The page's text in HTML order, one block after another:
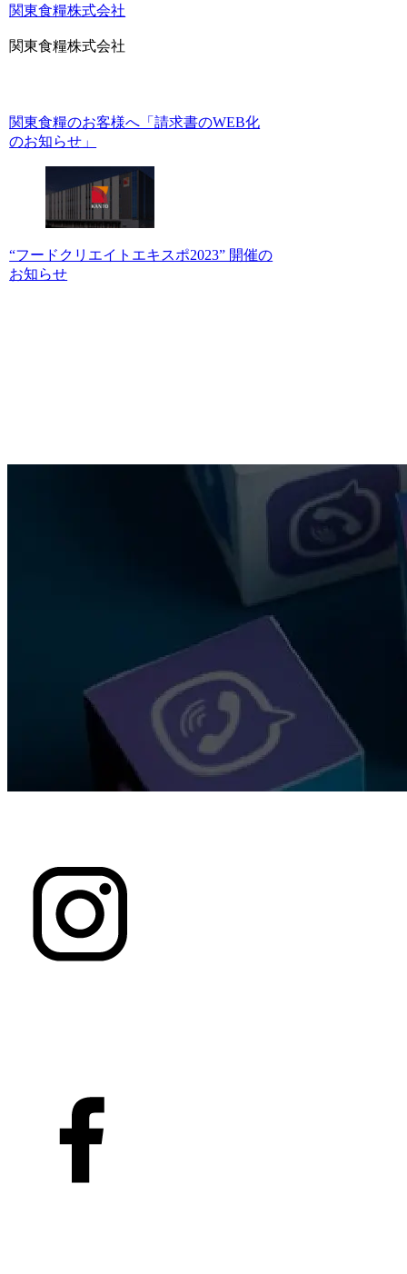
関東食糧株式会社
関東食糧株式会社
関東食糧のお客様へ「請求書のWEB化
のお知らせ」
“フードクリエイトエキスポ2023” 開催の
お知らせ